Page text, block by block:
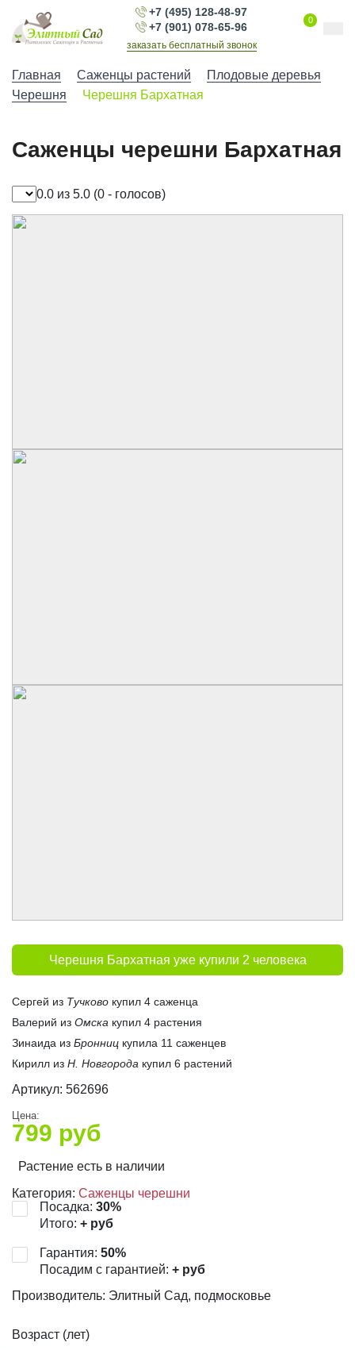
+7 (495) 128-48-97
+7 (901) 078-65-96
заказать бесплатный звонок
0
Главная Саженцы растений
Плодовые деревья
Черешня
Черешня Бархатная
Саженцы черешни Бархатная
0.0 из 5.0 (0 - голосов)
Черешня Бархатная уже купили 2 человека
Сергей из Тучково купил 4 саженца
Валерий из Омска купил 4 растения
Зинаида из Бронниц купила 11 саженцев
Кирилл из Н. Новгорода купил 6 растений
Артикул: 562696
Цена:
799 руб
Растение есть в наличии
Категория: Саженцы черешни
Посадка: 30%
Итого: + руб
Гарантия: 50%
Посадим с гарантией: + руб
Производитель: Элитный Сад, подмосковье
Возраст (лет)